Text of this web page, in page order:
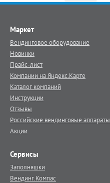
Маркет
Вендинговое оборудование
Новинки
Прайс-лист
Компании на Яндекс.Карте
Каталог компаний
Инструкции
Отзывы
Российские вендинговые аппараты
Акции
Сервисы
Заполняшки
Вендинг.Компас